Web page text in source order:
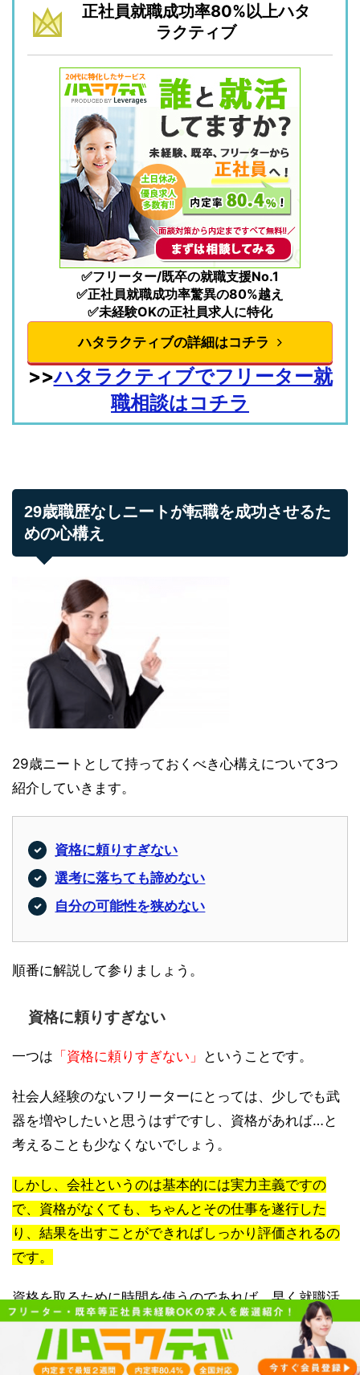
正社員就職成功率80%以上ハタ
ラクティブ
✅フリーター/既卒の就職支援No.1
✅正社員就職成功率驚異の80%越え
✅未経験OKの正社員求人に特化
ハタラクティブの詳細はコチラ
>>ハタラクティブでフリーター就
職相談はコチラ
29歳職歴なしニートが転職を成功させるた
めの心構え
29歳ニートとして持っておくべき心構えについて3つ
紹介していきます。
資格に頼りすぎない
選考に落ちても諦めない
自分の可能性を狭めない
順番に解説して参りましょう。
資格に頼りすぎない
一つは 「資格に頼りすぎない」 ということです。
社会人経験のないフリーターにとっては、少しでも武
器を増やしたいと思うはずですし、資格があれば…と
考えることも少なくないでしょう。
しかし、会社というのは基本的には実力主義ですの
で、資格がなくても、ちゃんとその仕事を遂行した
り、結果を出すことができればしっかり評価されるの
です。
資格を取るために時間を使うのであれば、早く就職活
動を進めてしまった方が効果的です。
ただ、「どうしても資格を取得しておかないと安心で